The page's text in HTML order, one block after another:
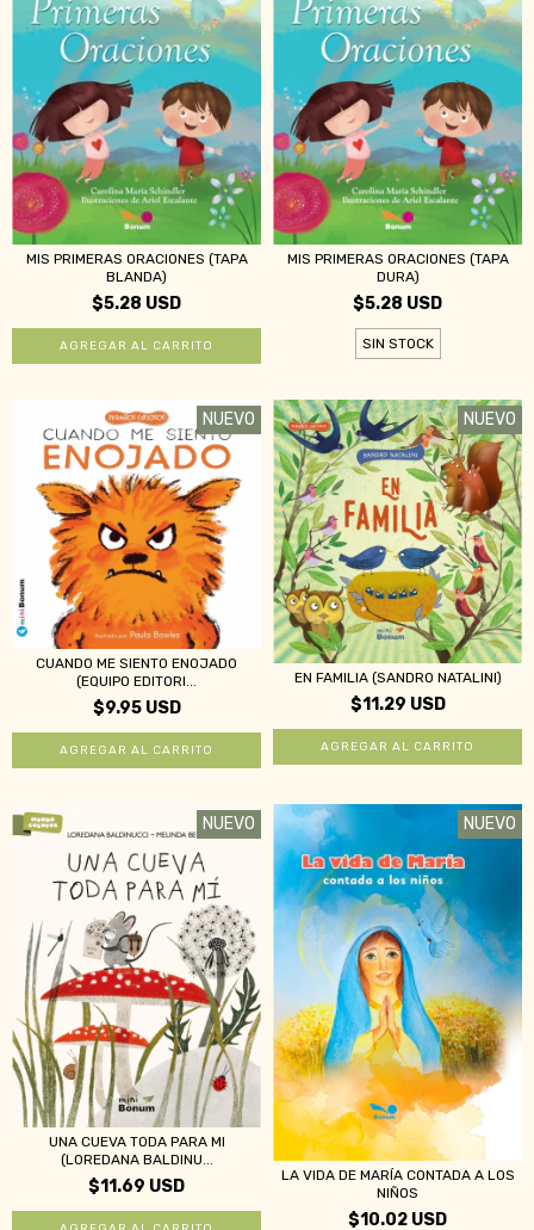
MIS PRIMERAS ORACIONES (TAPA
BLANDA)
$5.28 USD
MIS PRIMERAS ORACIONES (TAPA
DURA)
$5.28 USD
SIN STOCK
NUEVO
CUANDO ME SIENTO ENOJADO
(EQUIPO EDITORI...
$9.95 USD
NUEVO
EN FAMILIA (SANDRO NATALINI)
$11.29 USD
NUEVO
UNA CUEVA TODA PARA MI
(LOREDANA BALDINU...
$11.69 USD
NUEVO
LA VIDA DE MARÍA CONTADA A LOS
NIÑOS
$10.02 USD